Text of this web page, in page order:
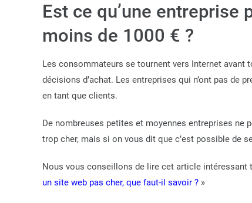
Est ce qu’une
moins de 1000 € ?
Les consommateurs se tournent vers Internet avant
décisions d’achat. Les entreprises qui n’ont pas de
en tant que clients.
De nombreuses petites et moyennes entreprises ne
trop cher, mais si on vous dit que c’est possible de
Nous vous conseillons de lire cet article intéressant
un site web pas cher, que faut-il savoir ? »